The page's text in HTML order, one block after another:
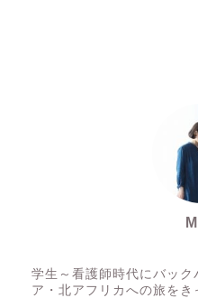
学生～看護師時代にバッ
ア・北アフリカへの旅を